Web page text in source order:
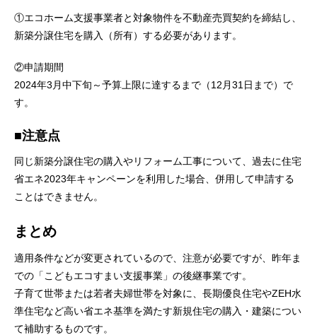
①エコホーム支援事業者と対象物件を不動産売買契約を締結し、
新築分譲住宅を購入（所有）する必要があります。
②申請期間
2024年3月中下旬～予算上限に達するまで（12月31日まで）で
す。
■注意点
同じ新築分譲住宅の購入やリフォーム工事について、過去に住宅
省エネ2023年キャンペーンを利用した場合、併用して申請する
ことはできません。
まとめ
適用条件などが変更されているので、注意が必要ですが、昨年ま
での「こどもエコすまい支援事業」の後継事業です。
子育て世帯または若者夫婦世帯を対象に、長期優良住宅やZEH水
準住宅など高い省エネ基準を満たす新規住宅の購入・建築につい
て補助するものです。